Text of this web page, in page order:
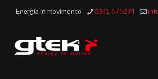
Energia in movimento 0341 575274